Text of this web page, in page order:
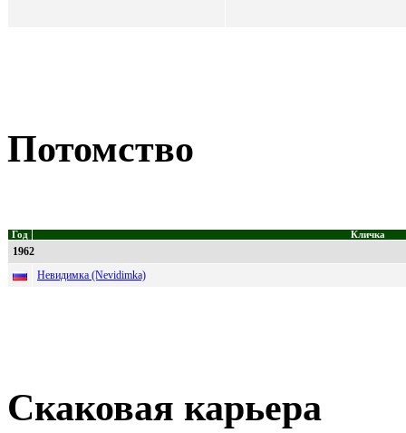
Потомство
Год Кличка
1962
Невидимка (Nevidimka)
Скаковая карьера